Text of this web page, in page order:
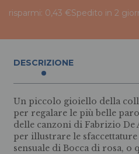
risparmi: 0,43 €Spedito in 2
DESCRIZIONE
Un piccolo gioiello della
per regalare le più belle
delle canzoni di Fabrizio
per illustrare le
sensuale di Bocca di rosa, o